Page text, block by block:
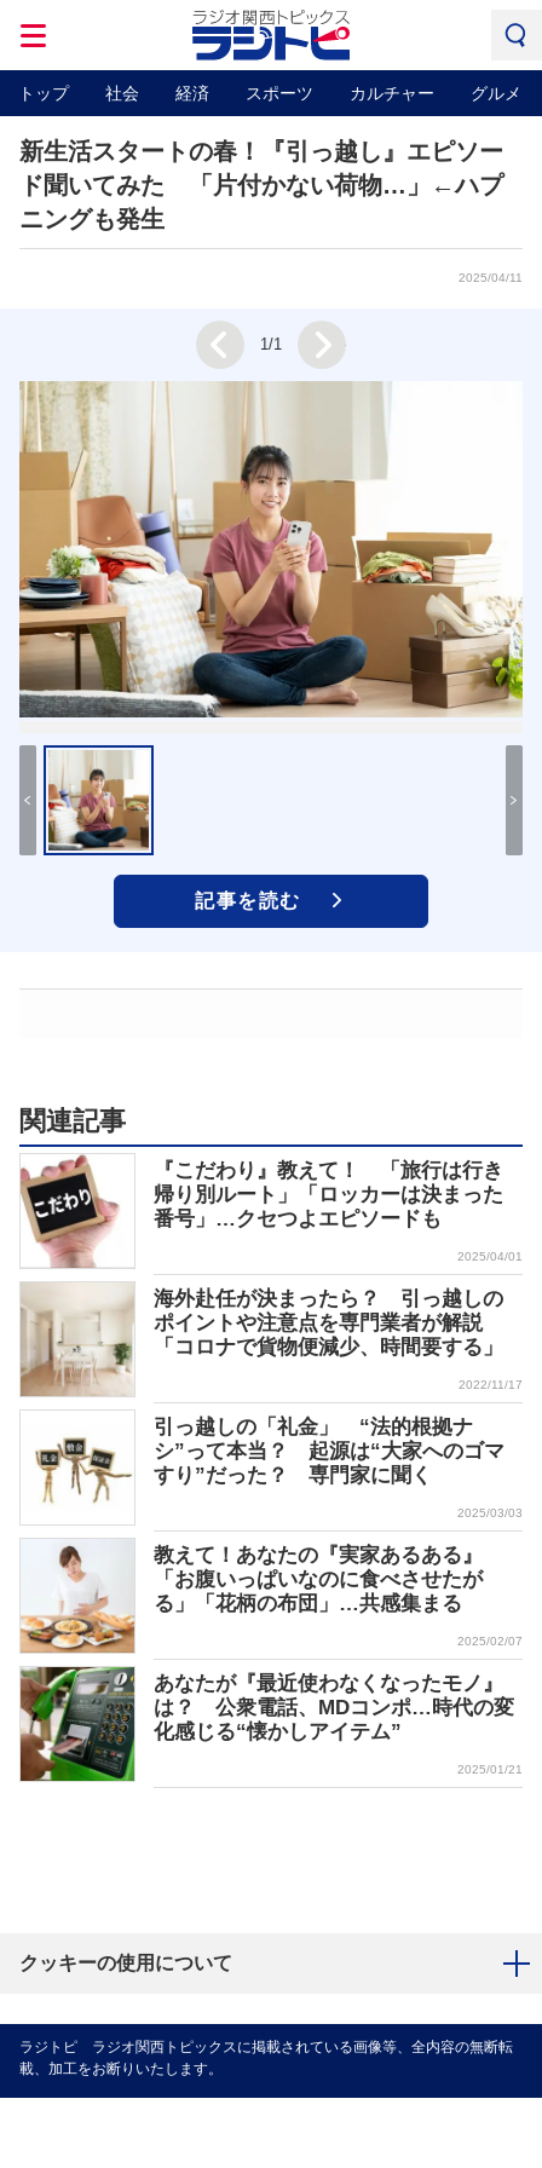
トップ 社会 経済 スポーツ カルチャー グルメ
新生活スタートの春！『引っ越し』エピソー
ド聞いてみた 「片付かない荷物…」←ハプ
ニングも発生
2025/04/11
Prev 1/1
記事を読む
関連記事
『こだわり』教えて！ 「旅行は行き
帰り別ルート」「ロッカーは決まった
番号」…クセつよエピソードも
2025/04/01
海外赴任が決まったら？ 引っ越しの
ポイントや注意点を専門業者が解説
「コロナで貨物便減少、時間要する」
2022/11/17
引っ越しの「礼金」 “法的根拠ナ
シ”って本当？ 起源は“大家へのゴマ
すり”だった？ 専門家に聞く
2025/03/03
教えて！あなたの『実家あるある』
「お腹いっぱいなのに食べさせたが
る」「花柄の布団」…共感集まる
2025/02/07
あなたが『最近使わなくなったモノ』
は？ 公衆電話、MDコンポ…時代の変
化感じる“懐かしアイテム”
2025/01/21
クッキーの使用について
ラジトピ ラジオ関西トピックスに掲載されている画像等、全内容の無断転
載、加工をお断りいたします。